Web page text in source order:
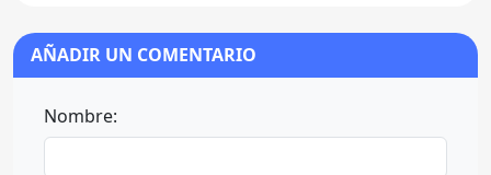
AÑADIR UN COMENTARIO
Nombre: